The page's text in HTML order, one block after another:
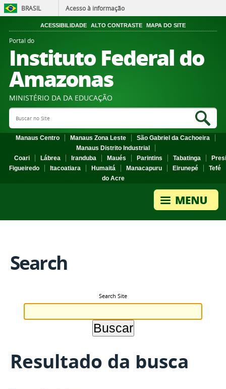
BRASIL Acesso à informação
ACESSIBILIDADE ALTO CONTRASTE MAPA DO SITE
Portal do
Instituto Federal do
Amazonas
MINISTÉRIO DA DA EDUCAÇÃO
Search Site
Manaus Centro Manaus Zona Leste
São Gabriel da Cachoeira
Manaus Distrito Industrial
Coari
Lábrea Iranduba Maués Parintins Tabatinga
Figueiredo
Itacoatiara Humaitá Manacapuru Eirunepé
Tefé
do Acre
Search
Search Site
Resultado da busca